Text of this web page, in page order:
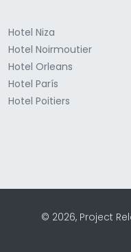
Hotel Niza
Hotel Noirmoutier
Hotel Orleans
Hotel París
Hotel Poitiers
© 2026, Project